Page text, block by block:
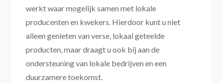
werkt waar mogelijk samen met lokale
producenten en kwekers. Hierdoor kunt u niet
alleen genieten van verse, lokaal geteelde
producten, maar draagt u ook bij aan de
ondersteuning van lokale bedrijven en een
duurzamere toekomst.